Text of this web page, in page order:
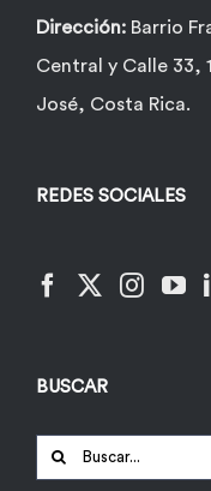
Dirección: Barrio
Central y Calle 33,
José, Costa Rica.
REDES SOCIALES
BUSCAR
Buscar: